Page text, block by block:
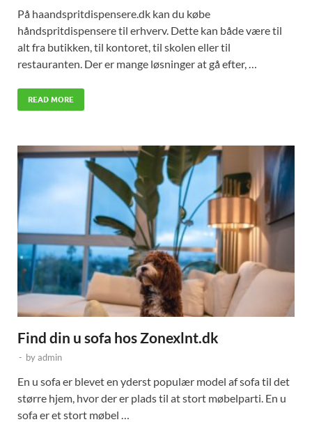
På haandspritdispensere.dk kan du købe
håndspritdispensere til erhverv. Dette kan både være til
alt fra butikken, til kontoret, til skolen eller til
restauranten. Der er mange løsninger at gå efter, …
READ MORE
Find din u sofa hos Zonexlnt.dk
- byadmin
En u sofa er blevet en yderst populær model af sofa til det
større hjem, hvor der er plads til at stort møbelparti. En u
sofa er et stort møbel …